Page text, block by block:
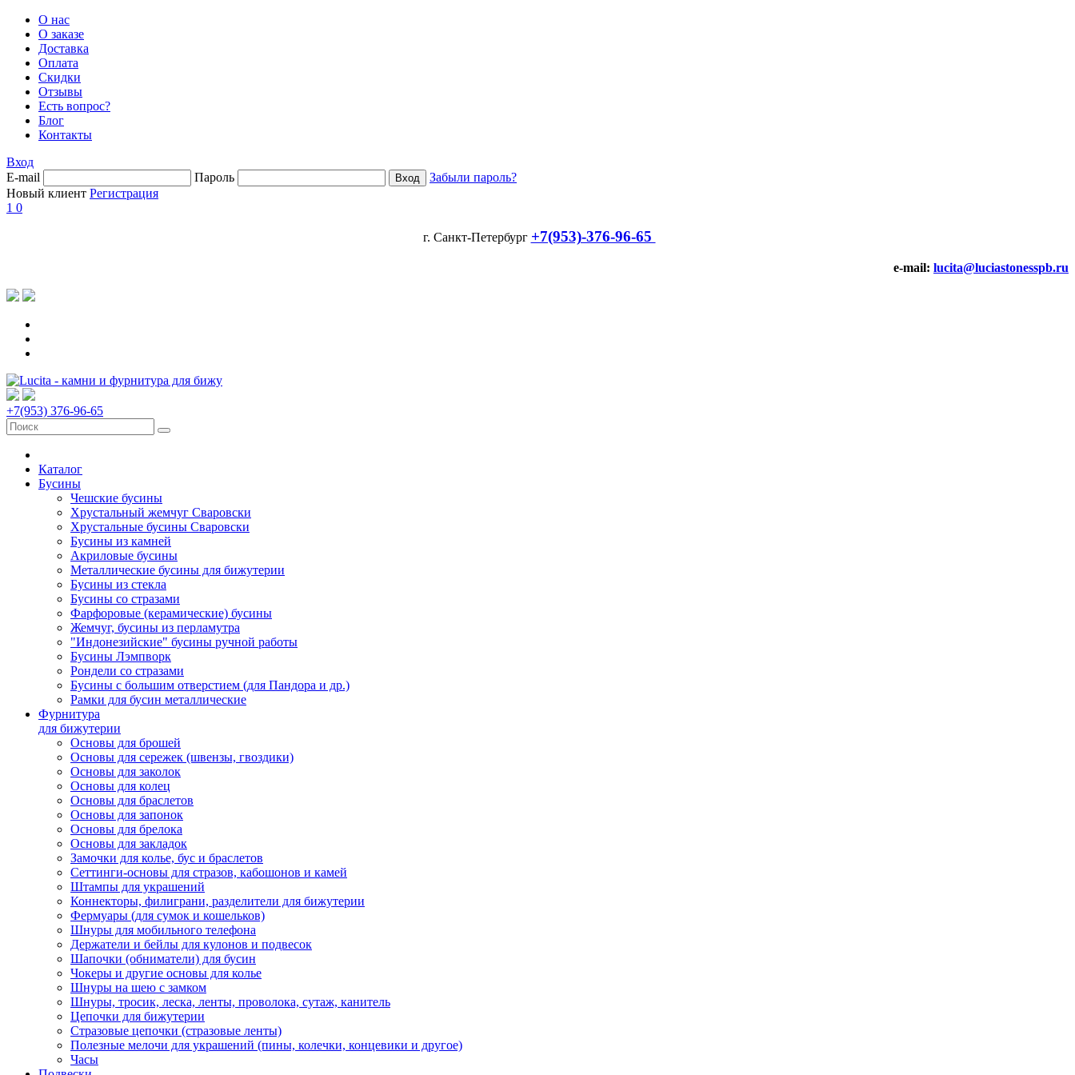
О нас
О заказе
Доставка
Оплата
Скидки
Отзывы
Есть вопрос?
Блог
Контакты
Вход
E-mail
Пароль
Забыли пароль?
Новый клиент Регистрация
1 0
г. Санкт-Петербург +7(953)-376-96-65
e-mail: lucita@luciastonesspb.ru
+7(953) 376-96-65
Каталог
Бусины
Чешские бусины
Хрустальный жемчуг Сваровски
Хрустальные бусины Сваровски
Бусины из камней
Акриловые бусины
Металлические бусины для бижутерии
Бусины из стекла
Бусины со стразами
Фарфоровые (керамические) бусины
Жемчуг, бусины из перламутра
"Индонезийские" бусины ручной работы
Бусины Лэмпворк
Рондели со стразами
Бусины с большим отверстием (для Пандора и др.)
Рамки для бусин металлические
Фурнитура
для бижутерии
Основы для брошей
Основы для сережек (швензы, гвоздики)
Основы для заколок
Основы для колец
Основы для браслетов
Основы для запонок
Основы для брелока
Основы для закладок
Замочки для колье, бус и браслетов
Сеттинги-основы для стразов, кабошонов и камей
Штампы для украшений
Коннекторы, филиграни, разделители для бижутерии
Фермуары (для сумок и кошельков)
Шнуры для мобильного телефона
Держатели и бейлы для кулонов и подвесок
Шапочки (обниматели) для бусин
Чокеры и другие основы для колье
Шнуры на шею с замком
Шнуры, тросик, леска, ленты, проволока, сутаж, канитель
Цепочки для бижутерии
Стразовые цепочки (стразовые ленты)
Полезные мелочи для украшений (пины, колечки, концевики и другое)
Часы